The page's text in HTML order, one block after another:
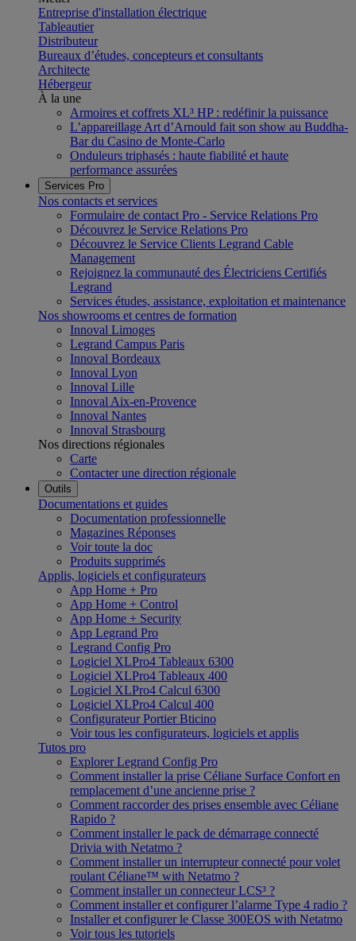
Entreprise d'installation électrique
Tableautier
Distributeur
Bureaux d’études, concepteurs et consultants
Architecte
Hébergeur
À la une
Armoires et coffrets XL³ HP : redéfinir la puissance
L’appareillage Art d’Arnould fait son show au Buddha-
Bar du Casino de Monte-Carlo
Onduleurs triphasés : haute fiabilité et haute
performance assurées
Services Pro
Nos contacts et services
Formulaire de contact Pro - Service Relations Pro
Découvrez le Service Relations Pro
Découvrez le Service Clients Legrand Cable
Management
Rejoignez la communauté des Électriciens Certifiés
Legrand
Services études, assistance, exploitation et maintenance
Nos showrooms et centres de formation
Innoval Limoges
Legrand Campus Paris
Innoval Bordeaux
Innoval Lyon
Innoval Lille
Innoval Aix-en-Provence
Innoval Nantes
Innoval Strasbourg
Nos directions régionales
Carte
Contacter une direction régionale
Outils
Documentations et guides
Documentation professionnelle
Magazines Réponses
Voir toute la doc
Produits supprimés
Applis, logiciels et configurateurs
App Home + Pro
App Home + Control
App Home + Security
App Legrand Pro
Legrand Config Pro
Logiciel XLPro4 Tableaux 6300
Logiciel XLPro4 Tableaux 400
Logiciel XLPro4 Calcul 6300
Logiciel XLPro4 Calcul 400
Configurateur Portier Bticino
Voir tous les configurateurs, logiciels et applis
Tutos pro
Explorer Legrand Config Pro
Comment installer la prise Céliane Surface Confort en
remplacement d’une ancienne prise ?
Comment raccorder des prises ensemble avec Céliane
Rapido ?
Comment installer le pack de démarrage connecté
Drivia with Netatmo ?
Comment installer un interrupteur connecté pour volet
roulant Céliane™ with Netatmo ?
Comment installer un connecteur LCS³ ?
Comment installer et configurer l’alarme Type 4 radio ?
Installer et configurer le Classe 300EOS with Netatmo
Voir tous les tutoriels